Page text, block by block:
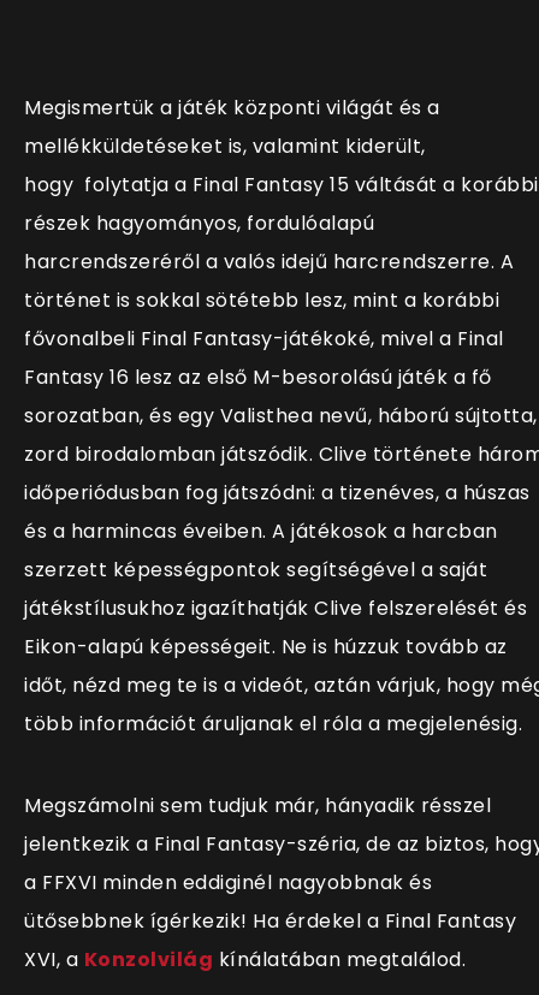
Megismertük a játék központi világát és a
mellékküldetéseket is, valamint kiderült,
hogy folytatja a Final Fantasy 15 váltását a korábbi
részek hagyományos, fordulóalapú
harcrendszeréről a valós idejű harcrendszerre. A
történet is sokkal sötétebb lesz, mint a korábbi
fővonalbeli Final Fantasy-játékoké, mivel a Final
Fantasy 16 lesz az első M-besorolású játék a fő
sorozatban, és egy Valisthea nevű, háború sújtotta,
zord birodalomban játszódik. Clive története
időperiódusban fog játszódni: a tizenéves, a húszas
és a harmincas éveiben. A játékosok a harcban
szerzett képességpontok segítségével a saját
játékstílusukhoz igazíthatják Clive felszerelését és
Eikon-alapú képességeit. Ne is húzzuk tovább az
időt, nézd meg te is a videót, aztán várjuk, hogy
több információt áruljanak el róla a megjelenésig.
Megszámolni sem tudjuk már, hányadik résszel
jelentkezik a Final Fantasy-széria, de az biztos,
a FFXVI minden eddiginél nagyobbnak és
ütősebbnek ígérkezik! Ha érdekel a Final Fantasy
XVI, a Konzolvilág kínálatában megtalálod.